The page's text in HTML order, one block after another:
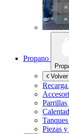
Propano
Parrillas
Piezas